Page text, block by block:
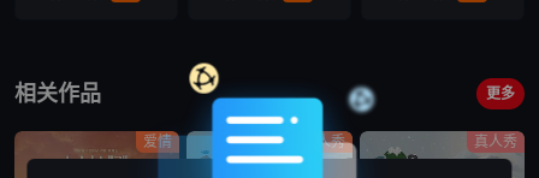
相关作品 更多
爱情 真人秀 真人秀